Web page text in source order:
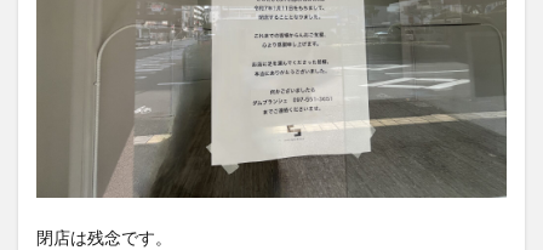
閉店は残念です。